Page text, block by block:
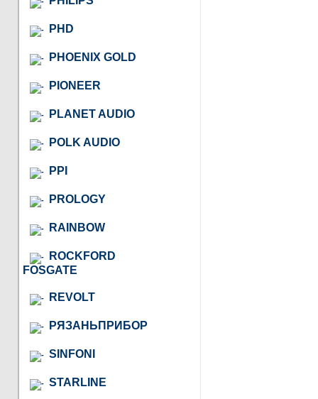
PHD
PHOENIX GOLD
PIONEER
PLANET AUDIO
POLK AUDIO
PPI
PROLOGY
RAINBOW
ROCKFORD
FOSGATE
REVOLT
РЯЗАНЬПРИБОР
SINFONI
STARLINE